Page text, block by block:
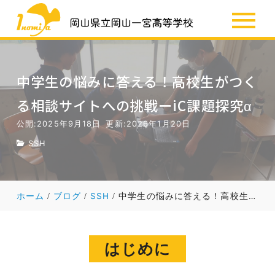
SSH
お知らせ
中学生の悩みに答える！高校生がつく
る相談サイトへの挑戦ーiC課題探究α
公開:2025年9月18日 更新:2026年1月20日
SSH
ホーム ブログ SSH 中学生の悩みに答える！高校生がつくる相談サイトへの挑戦ーiC課題探究α
はじめに